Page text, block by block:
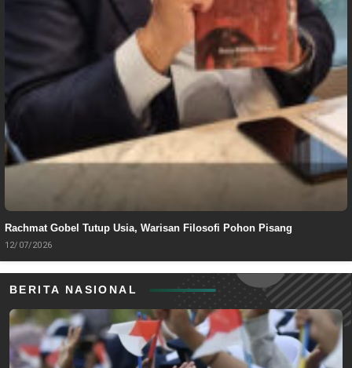
Rachmat Gobel Tutup Usia, Warisan Filosofi Pohon Pisang
12/07/2026
BERITA NASIONAL